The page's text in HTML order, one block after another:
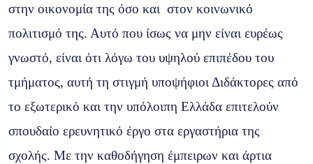
στην οικονομία της όσο και στον κοινωνικό
πολιτισμό της. Αυτό που ίσως να μην είναι ευρέως
γνωστό, είναι ότι λόγω του υψηλού επιπέδου του
τμήματος, αυτή τη στιγμή υποψήφιοι Διδάκτορες από
το εξωτερικό και την υπόλοιπη Ελλάδα επιτελούν
σπουδαίο ερευνητικό έργο στα εργαστήρια της
σχολής. Με την καθοδήγηση έμπειρων και άρτια